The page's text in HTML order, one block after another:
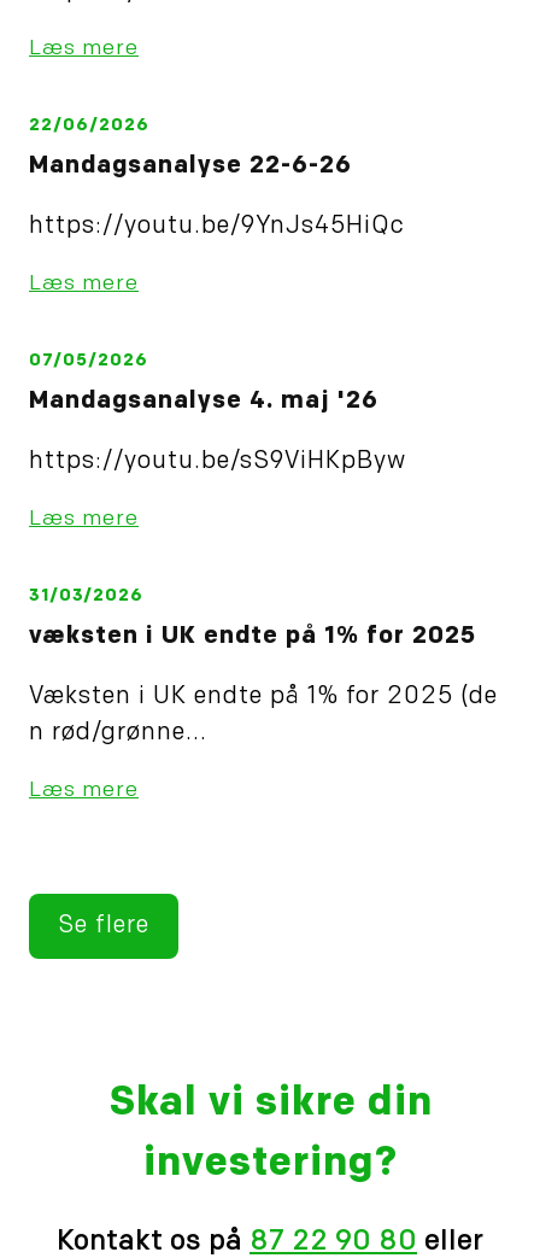
Læs mere
22/06/2026
Mandagsanalyse 22-6-26
https://youtu.be/9YnJs45HiQc
Læs mere
07/05/2026
Mandagsanalyse 4. maj '26
https://youtu.be/sS9ViHKpByw
Læs mere
31/03/2026
væksten i UK endte på 1% for 2025
Væksten i UK endte på 1% for 2025 (de
n rød/grønne...
Læs mere
Se flere
Skal vi sikre din
investering?
Kontakt os på 87 22 90 80 eller